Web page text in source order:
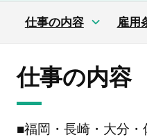
仕事の内容 雇用
仕事の内容
■福岡・長崎・大分